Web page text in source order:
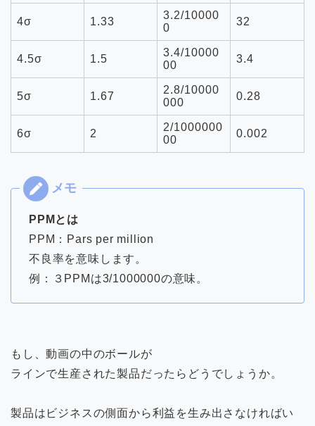
4σ 1.33
3.2/10000
0
32
4.5σ 1.5
3.4/10000
00
3.4
5σ 1.67
2.8/10000
000
0.28
6σ 2
2/1000000
00
0.002
PPMとは
PPM：Pars per million
不良率を意味します。
例：３PPMは3/1000000の意味。
もし、動画の中のボールが
ラインで生産された製品だったらどうでしょうか。
製品はビジネスの側面から利益を生み出さなければい